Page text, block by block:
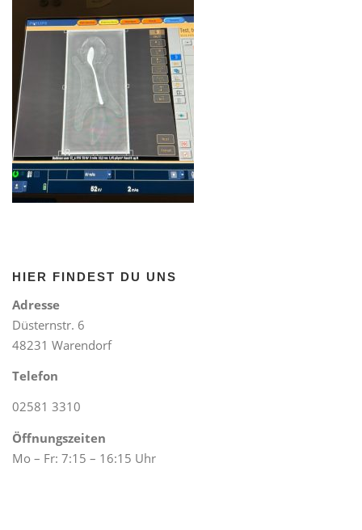
HIER FINDEST DU UNS
Adresse
Düsternstr. 6
48231 Warendorf
Telefon
02581 3310
Öffnungszeiten
Mo – Fr: 7:15 – 16:15 Uhr